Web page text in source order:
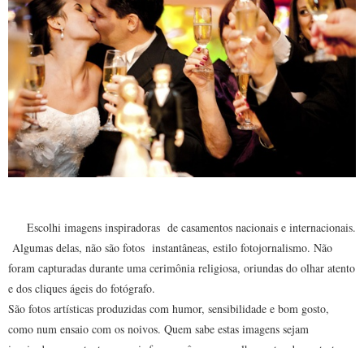
Escolhi imagens inspiradoras de casamentos nacionais e internacionais.
Algumas delas, não são fotos instantâneas, estilo fotojornalismo. Não
foram capturadas durante uma cerimônia religiosa, oriundas do olhar atento
e dos cliques ágeis do fotógrafo.
São fotos artísticas produzidas com humor, sensibilidade e bom gosto,
como num ensaio com os noivos. Quem sabe estas imagens sejam